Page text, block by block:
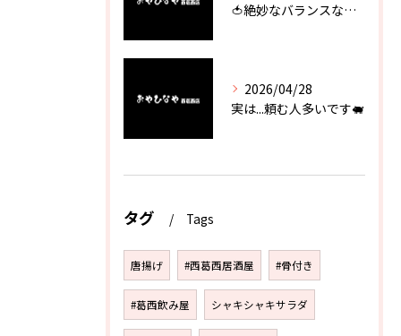
🍅絶妙なバランスなのに最高な一品🥗
2026/04/28
実は...頼む人多いです🐖
タグ Tags
唐揚げ #西葛西居酒屋 #骨付き
#葛西飲み屋 シャキシャキサラダ